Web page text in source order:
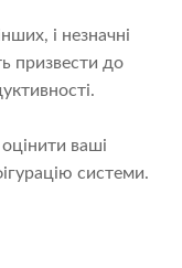
і незначні
призвести до
ваші
системи.